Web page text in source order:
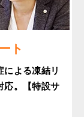
ト
による凍結リ
応。【特設サ